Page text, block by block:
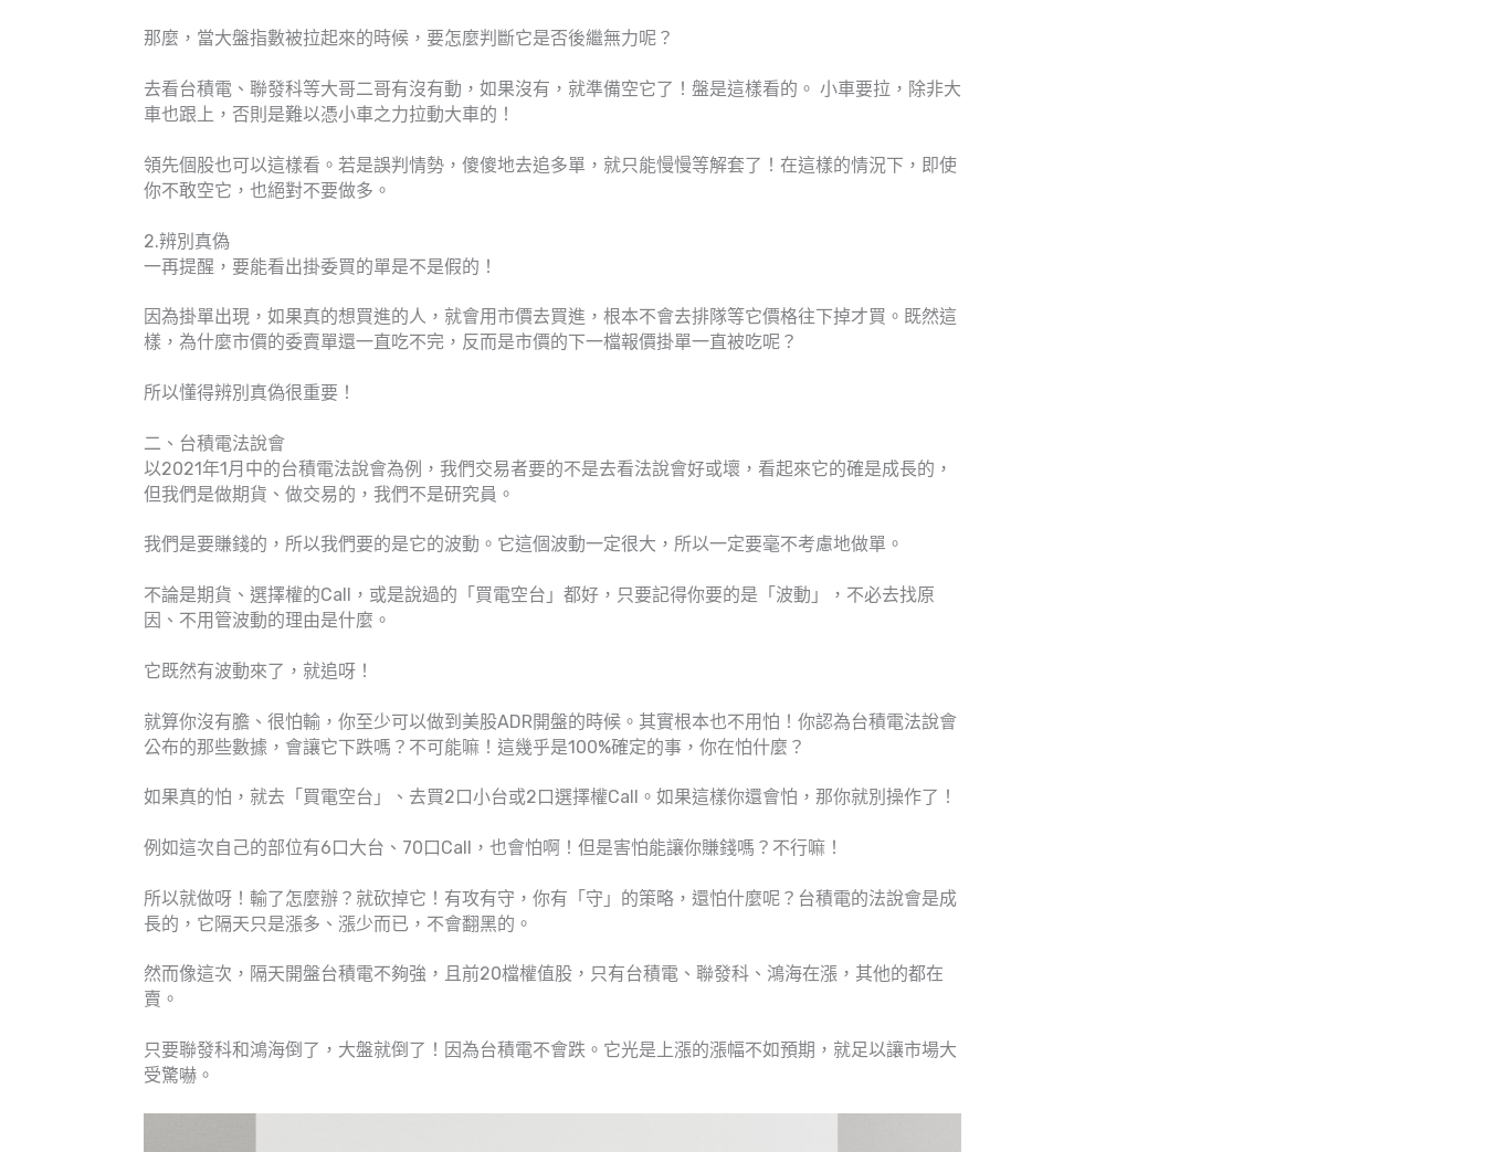
那麼，當大盤指數被拉起來的時候，要怎麼判斷它是否後繼無力呢？
去看台積電、聯發科等大哥二哥有沒有動，如果沒有，就準備空它了！盤是這樣看的。 小車要拉，除非大
車也跟上，否則是難以憑小車之力拉動大車的！
領先個股也可以這樣看。若是誤判情勢，傻傻地去追多單，就只能慢慢等解套了！在這樣的情況下，即使
你不敢空它，也絕對不要做多。
2.辨別真偽
一再提醒，要能看出掛委買的單是不是假的！
因為掛單出現，如果真的想買進的人，就會用市價去買進，根本不會去排隊等它價格往下掉才買。既然這
樣，為什麼市價的委賣單還一直吃不完，反而是市價的下一檔報價掛單一直被吃呢？
所以懂得辨別真偽很重要！
二、台積電法說會
以2021年1月中的台積電法說會為例，我們交易者要的不是去看法說會好或壞，看起來它的確是成長的，
但我們是做期貨、做交易的，我們不是研究員。
我們是要賺錢的，所以我們要的是它的波動。它這個波動一定很大，所以一定要毫不考慮地做單。
不論是期貨、選擇權的Call，或是說過的「買電空台」都好，只要記得你要的是「波動」，不必去找原
因、不用管波動的理由是什麼。
它既然有波動來了，就追呀！
就算你沒有膽、很怕輸，你至少可以做到美股ADR開盤的時候。其實根本也不用怕！你認為台積電法說會
公布的那些數據，會讓它下跌嗎？不可能嘛！這幾乎是100%確定的事，你在怕什麼？
如果真的怕，就去「買電空台」、去買2口小台或2口選擇權Call。如果這樣你還會怕，那你就別操作了！
例如這次自己的部位有6口大台、70口Call，也會怕啊！但是害怕能讓你賺錢嗎？不行嘛！
所以就做呀！輸了怎麼辦？就砍掉它！有攻有守，你有「守」的策略，還怕什麼呢？台積電的法說會是成
長的，它隔天只是漲多、漲少而已，不會翻黑的。
然而像這次，隔天開盤台積電不夠強，且前20檔權值股，只有台積電、聯發科、鴻海在漲，其他的都在
賣。
只要聯發科和鴻海倒了，大盤就倒了！因為台積電不會跌。它光是上漲的漲幅不如預期，就足以讓市場大
受驚嚇。